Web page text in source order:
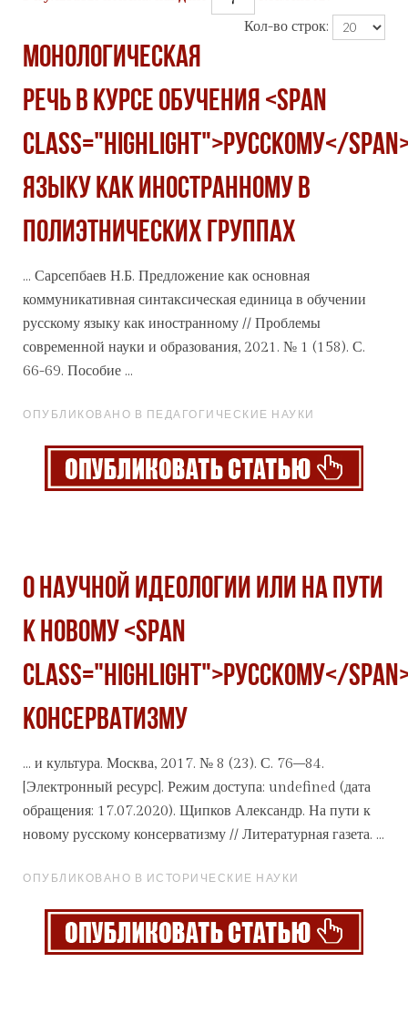
Кол-во строк:
МОНОЛОГИЧЕСКАЯ
РЕЧЬ В КУРСЕ ОБУЧЕНИЯ <span
class="highlight">РУССКОМУ</
ЯЗЫКУ КАК ИНОСТРАННОМУ В
ПОЛИЭТНИЧЕСКИХ ГРУППАХ
... Сарсепбаев Н.Б. Предложение как основная
коммуникативная синтаксическая единица в обучении
русскому языку как иностранному // Проблемы
современной науки и образования, 2021. № 1 (158). С.
66-69. Пособие ...
ОПУБЛИКОВАНО В ПЕДАГОГИЧЕСКИЕ НАУКИ
О НАУЧНОЙ ИДЕОЛОГИИ ИЛИ НА ПУТИ
К НОВОМУ <span
class="highlight">РУССКОМУ</
КОНСЕРВАТИЗМУ
... и культура. Москва, 2017. № 8 (23). С. 76–84.
[Электронный ресурс]. Режим доступа: undefined (дата
обращения: 17.07.2020). Щипков Александр. На пути к
новому русскому консерватизму // Литературная газета. ...
ОПУБЛИКОВАНО В ИСТОРИЧЕСКИЕ НАУКИ